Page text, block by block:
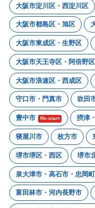
大阪市淀川区・西淀川区
大阪市都島区・旭区
大阪市東成区・生野区
大阪市天王寺区・阿倍野区
大阪市浪速区・西成区
守口市・門真市 吹田
豊中市 Re-start 摂津
寝屋川市 枚方市
堺市堺区・西区 堺市
泉大津市・高石市・忠岡町
富田林市・河内長野市